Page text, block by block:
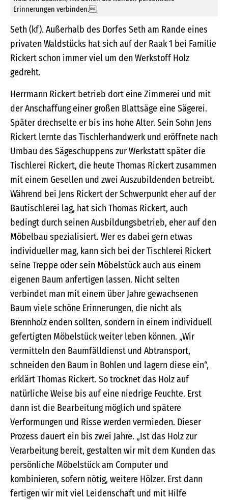
Erinnerungen verbinden.
Seth (kf). Außerhalb des Dorfes Seth am Rande eines
privaten Waldstücks hat sich auf der Raak 1 bei Familie
Rickert schon immer viel um den Werkstoff Holz
gedreht.
Herrmann Rickert betrieb dort eine Zimmerei und mit
der Anschaffung einer großen Blattsäge eine Sägerei.
Später drechselte er bis ins hohe Alter. Sein Sohn Jens
Rickert lernte das Tischlerhandwerk und eröffnete nach
Umbau des Sägeschuppens zur Werkstatt später die
Tischlerei Rickert, die heute Thomas Rickert zusammen
mit einem Gesellen und zwei Auszubildenden betreibt.
Während bei Jens Rickert der Schwerpunkt eher auf der
Bautischlerei lag, hat sich Thomas Rickert, auch
bedingt durch seinen Ausbildungsbetrieb, eher auf den
Möbelbau spezialisiert. Wer es dabei gern etwas
individueller mag, kann sich bei der Tischlerei Rickert
seine Treppe oder sein Möbelstück auch aus einem
eigenen Baum anfertigen lassen. Nicht selten
verbindet man mit einem über Jahre gewachsenen
Baum viele schöne Erinnerungen, die nicht als
Brennholz enden sollten, sondern in einem individuell
gefertigten Möbelstück weiter leben können. „Wir
vermitteln den Baumfälldienst und Abtransport,
schneiden den Baum in Bohlen und lagern diese ein“,
erklärt Thomas Rickert. So trocknet das Holz auf
natürliche Weise bis auf eine niedrige Feuchte. Erst
dann ist die Bearbeitung möglich und spätere
Verformungen und Risse werden vermieden. Dieser
Prozess dauert ein bis zwei Jahre. „Ist das Holz zur
Verarbeitung bereit, gestalten wir mit dem Kunden das
persönliche Möbelstück am Computer und
kombinieren, sofern nötig, weitere Hölzer. Erst dann
fertigen wir mit viel Leidenschaft und mit Hilfe